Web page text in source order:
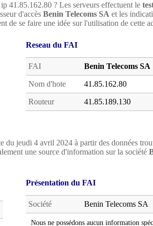
41.85.162.80 ? Les serveurs effectuent le
d'accès Benin Telecoms SA et les
de se faire une idée sur l'utilisation de cette
Reseau du FAI
FAI Benin Telecoms SA
Nom d'hote 41.85.162.80
Routeur 41.85.189.130
du jeudi 4 avril 2024 à partir des données
une source d'information sur la société
Présentation du FAI
Société Benin Telecoms SA
Nous ne possédons aucun information